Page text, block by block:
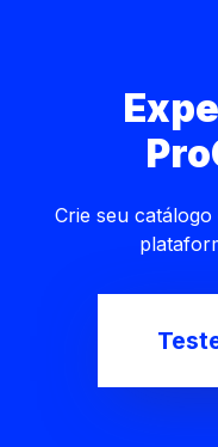
Crie seu